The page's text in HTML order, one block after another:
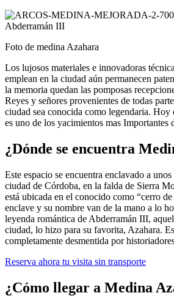
Foto de medina Azahara
Los lujosos materiales e innovadoras
emplean en la ciudad aún permanecen
la memoria quedan las pomposas
Reyes y señores provenientes de todas
ciudad sea conocida como legendaria. Hoy
es uno de los yacimientos mas Importantes
¿Dónde se encuentra
Este espacio se encuentra enclavado a
ciudad de Córdoba, en la falda de Sierra
está ubicada en el conocido como “cerro
enclave y su nombre van de la mano a lo
leyenda romántica de Abderramán III,
ciudad, lo hizo para su favorita, Azahara.
completamente desmentida por
Reserva ahora tu visita sin transporte
¿Cómo llegar a Medina